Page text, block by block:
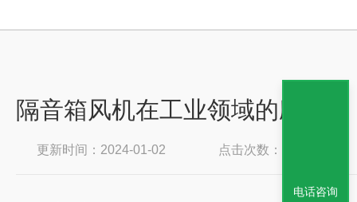
隔音箱风机在工业领域的应用
更新时间：2024-01-02 点击次数：661
电话咨询